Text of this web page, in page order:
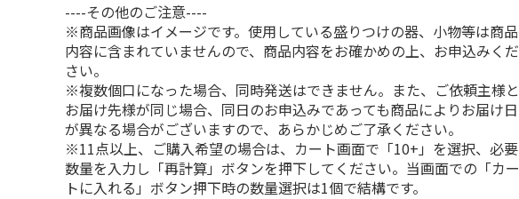
----その他のご注意----
※商品画像はイメージです。使用している盛りつけの器、小物等は商品
内容に含まれていませんので、商品内容をお確かめの上、お申込みくだ
さい。
※複数個口になった場合、同時発送はできません。また、ご依頼主様と
お届け先様が同じ場合、同日のお申込みであっても商品によりお届け日
が異なる場合がございますので、あらかじめご了承ください。
※11点以上、ご購入希望の場合は、カート画面で「10+」を選択、必要
数量を入力し「再計算」ボタンを押下してください。当画面での「カー
トに入れる」ボタン押下時の数量選択は1個で結構です。